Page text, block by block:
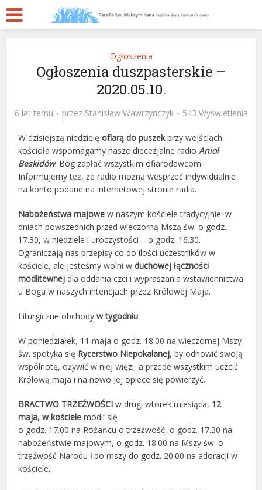
Ogłoszenia
Ogłoszenia duszpasterskie –
2020.05.10.
6 lat temu przez Stanislaw Wawrzynczyk 543 Wyświetlenia
W dzisiejszą niedzielę ofiarą do puszekprzy wejściach
kościoła wspomagamy nasze diecezjalne radioAnioł
Beskidów. Bóg zapłać wszystkim ofiarodawcom.
Informujemy też, że radio można wesprzeć indywidualnie
na konto podane na internetowej stronie radia.
Nabożeństwa majowe w naszym kościele tradycyjnie: w
dniach powszednich przed wieczorną Mszą św. o godz.
17.30, w niedziele i uroczystości – o godz. 16.30.
Ograniczają nas przepisy co do ilości uczestników w
kościele, ale jesteśmy wolni wduchowej łączności
modlitewnej dla oddania czci i wypraszania wstawiennictwa
u Boga w naszych intencjach przez Królowej Maja.
Liturgiczne obchodyw tygodniu:
W poniedziałek, 11 maja o godz. 18.00 na wieczornej Mszy
św. spotyka się Rycerstwo Niepokalanej, by odnowić swoją
wspólnotę, ożywić w niej więzi, a przede wszystkim uczcić
Królową maja i na nowo Jej opiece się powierzyć.
BRACTWO TRZEŹWOŚCIw drugi wtorek miesiąca, 12
maja, w kościelemodli się
o godz. 17.00 na Różańcu o trzeźwość, o godz. 17.30 na
nabożeństwie majowym, o godz. 18.00 na Mszy św. o
trzeźwość Narodu ipo mszy do godz. 20.00 na adoracji w
kościele.